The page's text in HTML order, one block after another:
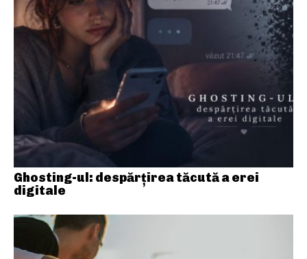
Ghosting-ul: despărțirea tăcută a erei
digitale